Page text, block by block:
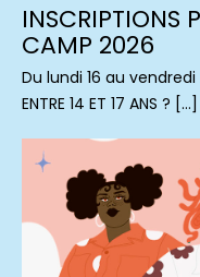
INSCRIPTIONS
CAMP 2026
Du lundi 16 au vendredi
ENTRE 14 ET 17 ANS ? […]